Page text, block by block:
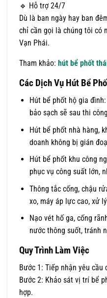
🔹 Hỗ trợ 24/7
Dù là ban ngày hay ban
chỉ cần gọi là chúng tôi có
Vạn Phái.
Tham khảo: hút bể phốt
Các Dịch Vụ Hút Bể
Hút bể phốt hộ gia
bảo sạch sẽ sau thi
Hút bể phốt nhà hàng,
doanh không bị gián
Hút bể phốt khu công
phục vụ công suất lớn,
Thông tắc cống, chậu
xo, máy áp lực cao, xử
Nạo vét hố ga, cống
nước thông suốt, tránh
Quy Trình Làm Việc
Bước 1: Tiếp nhận yêu
Bước 2: Khảo sát vị trí bể
hợp.